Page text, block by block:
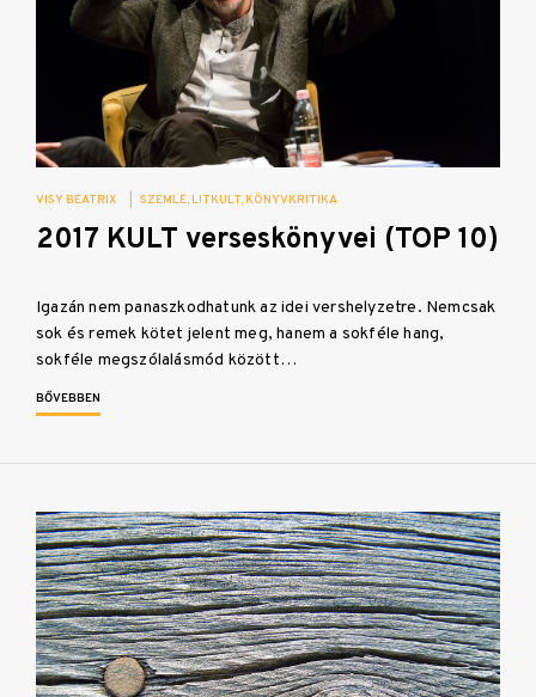
VISY BEATRIX SZEMLE LITKULT KÖNYVKRITIKA
2017 KULT verseskönyvei (TOP 10)
Igazán nem panaszkodhatunk az idei vershelyzetre. Nemcsak
sok és remek kötet jelent meg, hanem a sokféle hang,
sokféle megszólalásmód között…
BŐVEBBEN